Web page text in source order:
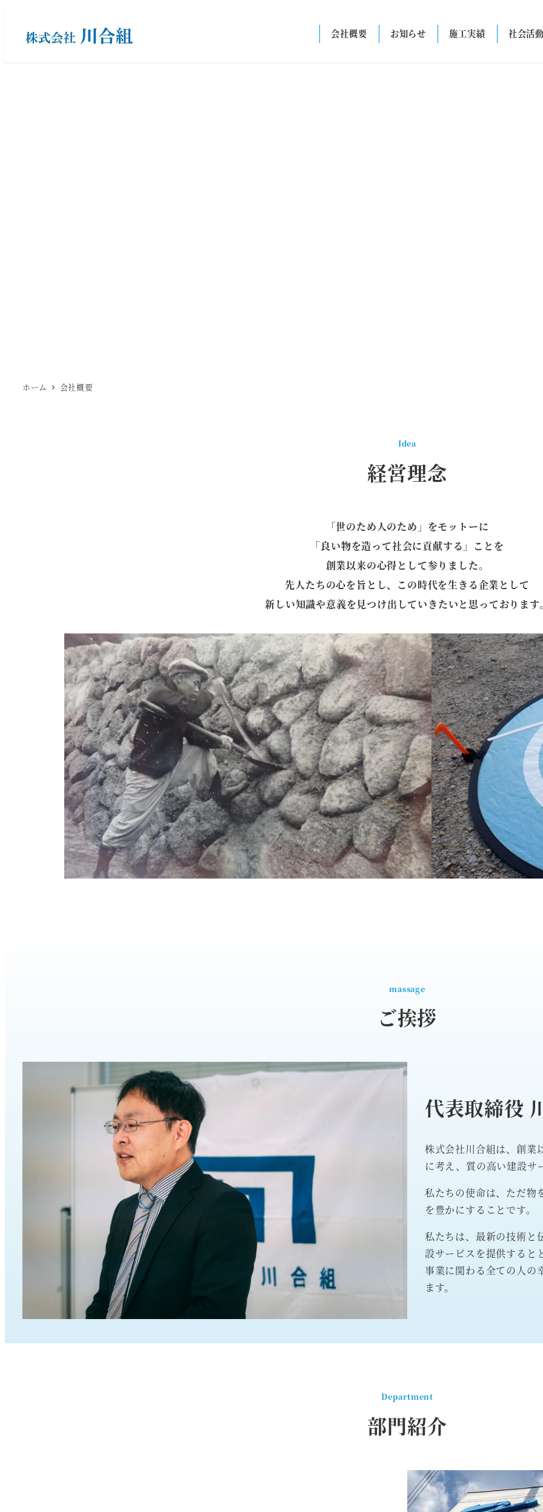
会社概要 お知らせ 施工実績 社会活
ホーム 会社概要
Idea
経営理念
「世のため人のため」をモットーに
「良い物を造って社会に貢献する」ことを
創業以来の心得として参りました。
先人たちの心を旨とし、
この時代を生きる企業として
新しい知識や意義を見つけ出していきたいと思っております
massage
ご挨拶
代表取締役
株式会社川合組は、創業
に考え、質の高い建設サ
私たちの使命は、ただ物
を豊かにすることです。
私たちは、最新の技術と
設サービスを提供すると
事業に関わる全ての人の
ます。
Department
部門紹介